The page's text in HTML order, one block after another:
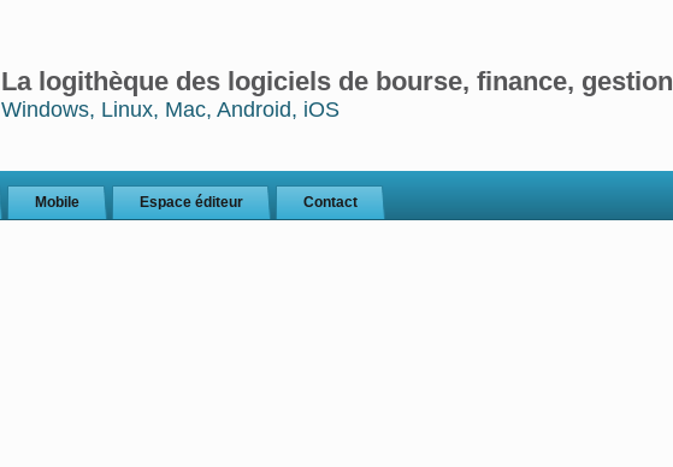
La logithèque des logiciels de bourse, finance, gestion
Windows, Linux, Mac, Android, iOS
Mobile Espace éditeur Contact